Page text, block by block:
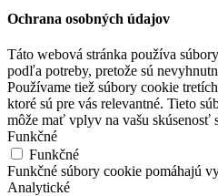
Ochrana osobných údajov
Táto webová stránka používa
podľa potreby, pretože sú
Používame tiež súbory cookie
ktoré sú pre vás relevantné. Tieto
môže mať vplyv na vašu skúsenosť
Funkčné
Funkčné
Funkčné súbory cookie pomáhajú
Analytické